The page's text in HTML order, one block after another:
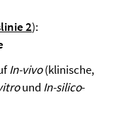
2):
In-vivo(klinische,
und In-silico-